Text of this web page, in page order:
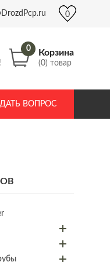
0
0 Корзина
(0) товар
ВОПРОС